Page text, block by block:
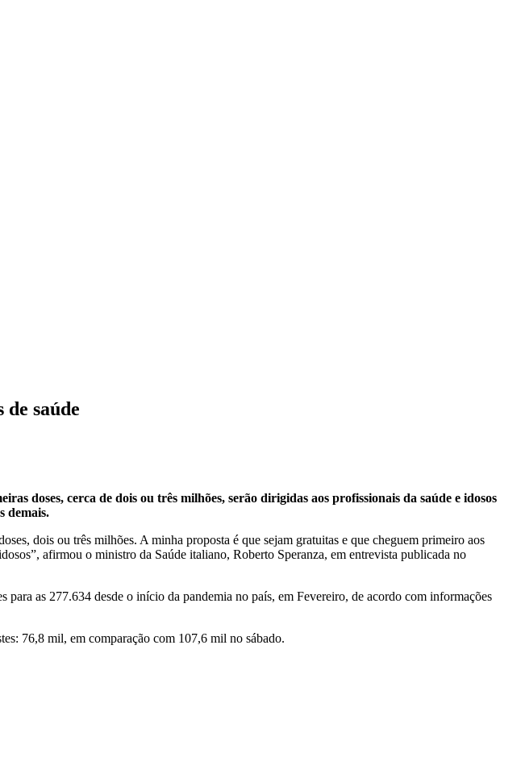
saúde
doses, cerca de dois ou três milhões, serão dirigidas aos profissionais da saúde e idosos
demais.
dois ou três milhões. A minha proposta é que sejam gratuitas e que cheguem primeiro aos
afirmou o ministro da Saúde italiano, Roberto Speranza, em entrevista publicada no
as 277.634 desde o início da pandemia no país, em Fevereiro, de acordo com informações
76,8 mil, em comparação com 107,6 mil no sábado.